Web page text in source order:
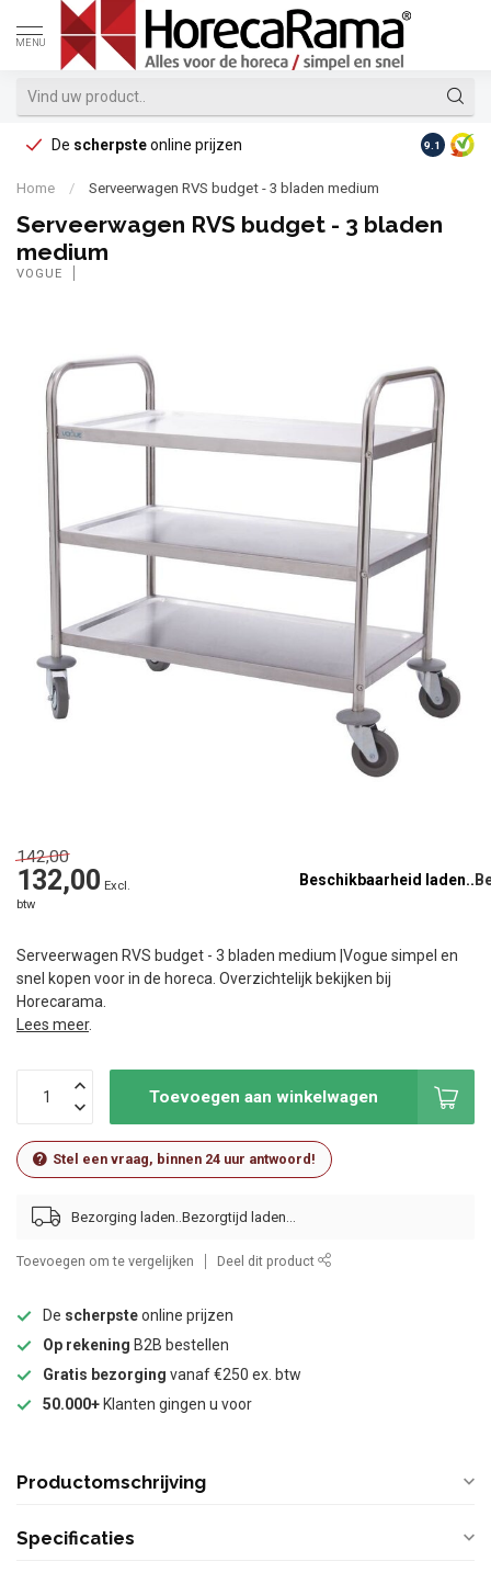
MENU
De scherpsteonline prijzen Op
9.1
Home / Serveerwagen RVS budget - 3 bladen medium
Serveerwagen RVS budget - 3 bladen
medium
VOGUE
142,00
132,00 Excl.
btw
Beschikbaarheid laden..
Serveerwagen RVS budget - 3 bladen medium |Vogue simpel en
snel kopen voor in de horeca. Overzichtelijk bekijken bij
Horecarama.
Lees meer.
Toevoegen aan winkelwagen
Stel een vraag, binnen 24 uur antwoord!
Bezorging laden..
Toevoegen om te vergelijken Deel dit product
De scherpsteonline prijzen
Op rekening B2B bestellen
Gratis bezorging vanaf €250 ex. btw
50.000+ Klanten gingen u voor
Productomschrijving
Specificaties